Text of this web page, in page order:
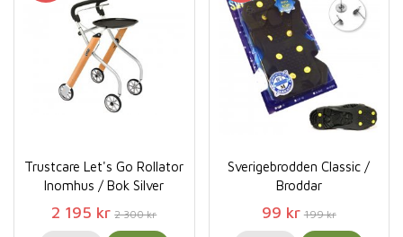
Trustcare Let's Go Rollator
Inomhus / Bok Silver
2 195 kr 2 300 kr
Sverigebrodden Classic /
Broddar
99 kr 199 kr